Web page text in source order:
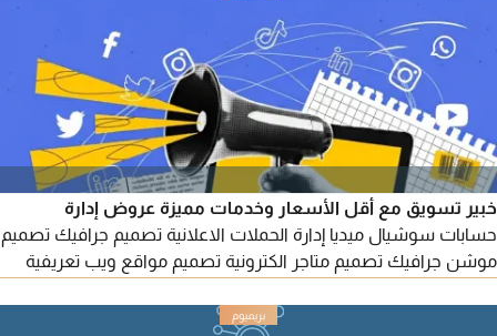
اربيا بيدز من المطار - هوتلز فاي وغيرها)
خبير تسويق مع أقل الأسعار وخدمات مميزة عروض إدارة
حسابات سوشيال ميديا إدارة الحملات الاعلانية تصميم جرافيك تصميم
موشن جرافيك تصميم متاجر الكترونية تصميم مواقع ويب تعريفية